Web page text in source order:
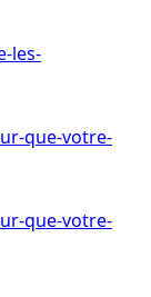
les-
que-votre-
que-votre-